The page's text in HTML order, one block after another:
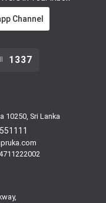
Channel
1337
10250, Sri Lanka